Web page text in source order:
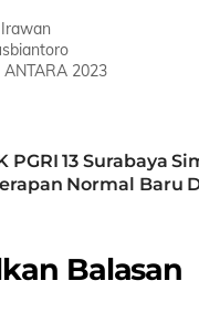
2023
PGRI 13 Surabaya
Normal Baru
Balasan